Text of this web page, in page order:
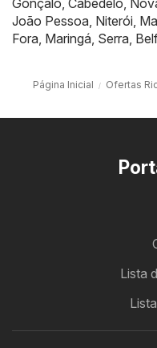
João Pessoa Niterói
Fora Maringá Serra
Página Inicial Ofertas
Lista